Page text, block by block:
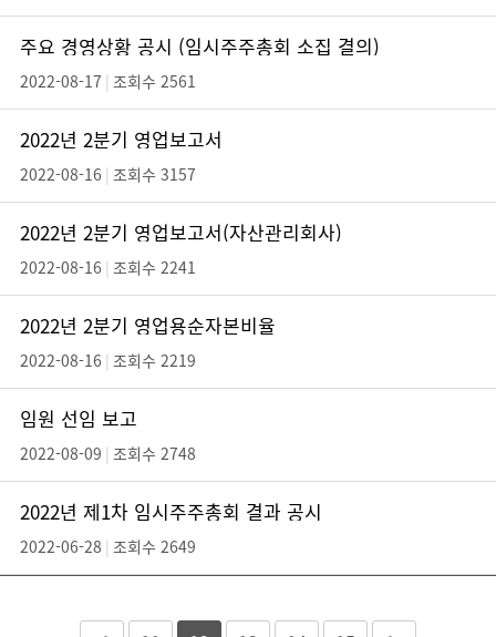
주요 경영상황 공시 (임시주주총회 소집 결의)
2022-08-17 | 조회수 2561
2022년 2분기 영업보고서
2022-08-16 | 조회수 3157
2022년 2분기 영업보고서(자산관리회사)
2022-08-16 | 조회수 2241
2022년 2분기 영업용순자본비율
2022-08-16 | 조회수 2219
임원 선임 보고
2022-08-09 | 조회수 2748
2022년 제1차 임시주주총회 결과 공시
2022-06-28 | 조회수 2649